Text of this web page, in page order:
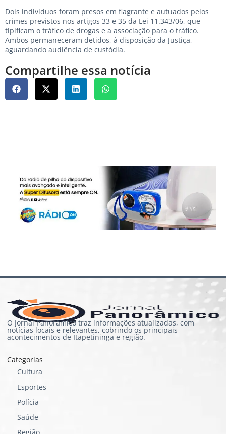
Dois indivíduos foram presos em flagrante e autuados pelos
crimes previstos nos artigos 33 e 35 da Lei 11.343/06, que
tipificam o tráfico de drogas e a associação para o tráfico.
Ambos permaneceram detidos, à disposição da Justiça,
aguardando audiência de custódia.
Compartilhe essa notícia
O Jornal Panorâmico traz informações atualizadas, com
notícias locais e relevantes, cobrindo os principais
acontecimentos de Itapetininga e região.
Categorias
Cultura
Esportes
Polícia
Saúde